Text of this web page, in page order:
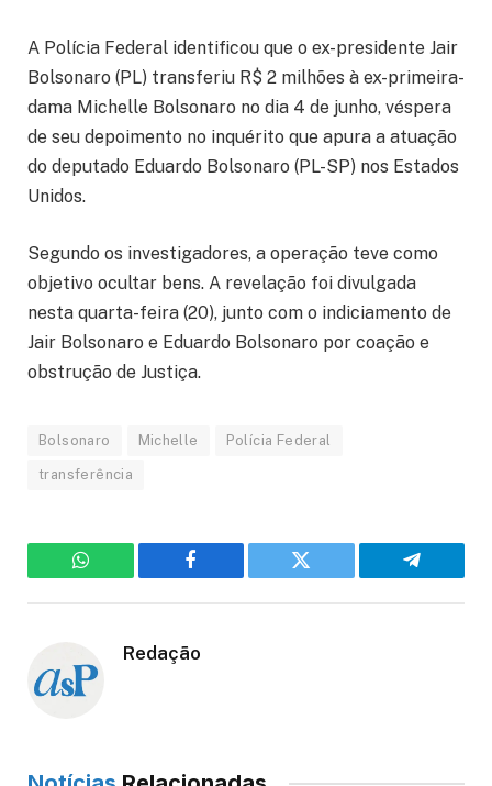
A Polícia Federal identificou que o ex-presidente Jair
Bolsonaro (PL) transferiu R$ 2 milhões à ex-primeira-
dama Michelle Bolsonaro no dia 4 de junho, véspera
de seu depoimento no inquérito que apura a atuação
do deputado Eduardo Bolsonaro (PL-SP) nos Estados
Unidos.
Segundo os investigadores, a operação teve como
objetivo ocultar bens. A revelação foi divulgada
nesta quarta-feira (20), junto com o indiciamento de
Jair Bolsonaro e Eduardo Bolsonaro por coação e
obstrução de Justiça.
Bolsonaro Michelle Polícia Federal
transferência
WhatsApp Facebook Twitter Telegram
Redação